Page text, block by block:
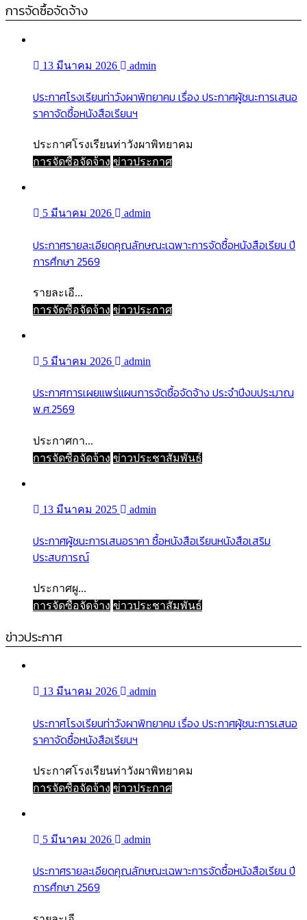
การจัดซื้อจัดจ้าง
13 มีนาคม 2026 admin
ประกาศโรงเรียนท่าวังผาพิทยาคม เรื่อง ประกาศผู้ชนะการเสนอ
ราคาจัดซื้อหนังสือเรียนฯ
ประกาศโรงเรียนท่าวังผาพิทยาคม
การจัดซื้อจัดจ้าง ข่าวประกาศ
5 มีนาคม 2026 admin
ประกาศรายละเอียดคุณลักษณะเฉพาะการจัดซื้อหนังสือเรียน ปี
การศึกษา 2569
รายละเอี...
การจัดซื้อจัดจ้าง ข่าวประกาศ
5 มีนาคม 2026 admin
ประกาศการเผยแพร่แผนการจัดซื้อจัดจ้าง ประจำปีงบประมาณ
พ.ศ.2569
ประกาศกา...
การจัดซื้อจัดจ้าง ข่าวประชาสัมพันธ์
13 มีนาคม 2025 admin
ประกาศผู้ชนะการเสนอราคา ซื้อหนังสือเรียนหนังสือเสริม
ประสบการณ์
ประกาศผู...
การจัดซื้อจัดจ้าง ข่าวประชาสัมพันธ์
ข่าวประกาศ
13 มีนาคม 2026 admin
ประกาศโรงเรียนท่าวังผาพิทยาคม เรื่อง ประกาศผู้ชนะการเสนอ
ราคาจัดซื้อหนังสือเรียนฯ
ประกาศโรงเรียนท่าวังผาพิทยาคม
การจัดซื้อจัดจ้าง ข่าวประกาศ
5 มีนาคม 2026 admin
ประกาศรายละเอียดคุณลักษณะเฉพาะการจัดซื้อหนังสือเรียน ปี
การศึกษา 2569